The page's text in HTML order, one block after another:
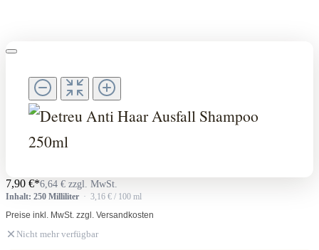
7,90 €*6,64 € zzgl. MwSt.
Inhalt: 250 Milliliter · 3,16 € / 100 ml
Preise inkl. MwSt. zzgl. Versandkosten
Nicht mehr verfügbar